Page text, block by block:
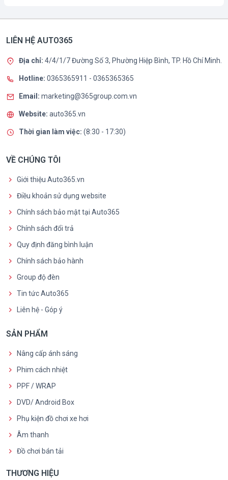
LIÊN HỆ AUTO365
Địa chỉ: 4/4/1/7 Đường Số 3, Phường Hiệp Bình, TP. Hồ Chí Minh.
Hotline: 0365365911 - 0365365365
Email: marketing@365group.com.vn
Website: auto365.vn
Thời gian làm việc: (8:30 - 17:30)
VỀ CHÚNG TÔI
Giới thiệu Auto365.vn
Điều khoản sử dụng website
Chính sách bảo mật tại Auto365
Chính sách đổi trả
Quy định đăng bình luận
Chính sách bảo hành
Group độ đèn
Tin tức Auto365
Liên hệ - Góp ý
SẢN PHẨM
Nâng cấp ánh sáng
Phim cách nhiệt
PPF / WRAP
DVD/ Android Box
Phụ kiện đồ chơi xe hơi
Âm thanh
Đồ chơi bán tải
THƯƠNG HIỆU